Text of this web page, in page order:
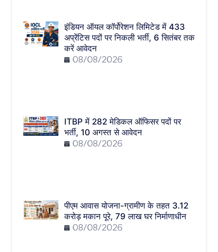
इंडियन ऑयल कॉर्पोरेशन लिमिटेड में 433
अप्रेंटिस पदों पर निकली भर्ती, 6 सितंबर तक
करें आवेदन
08/08/2026
ITBP में 282 मेडिकल ऑफिसर पदों पर
भर्ती, 10 अगस्त से आवेदन
08/08/2026
पीएम आवास योजना-ग्रामीण के तहत 3.12
करोड़ मकान पूरे, 79 लाख घर निर्माणाधीन
08/08/2026